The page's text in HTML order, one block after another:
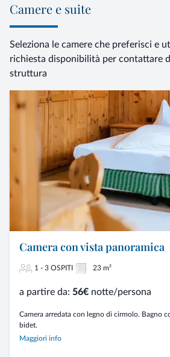
Camere e suite
Seleziona le camere che preferisci e
richiesta disponibilità per contattare
struttura
Camera con vista panoramica
1 - 3 OSPITI 23 m²
a partire da: 56€ notte/persona
Camera arredata con legno di cirmolo. Bagno
bidet.
Maggiori info